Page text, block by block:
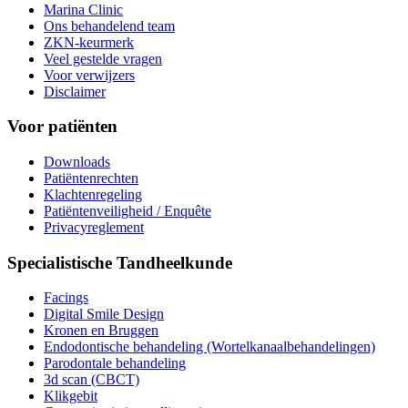
Marina Clinic
Ons behandelend team
ZKN-keurmerk
Veel gestelde vragen
Voor verwijzers
Disclaimer
Voor patiënten
Downloads
Patiëntenrechten
Klachtenregeling
Patiëntenveiligheid / Enquête
Privacyreglement
Specialistische Tandheelkunde
Facings
Digital Smile Design
Kronen en Bruggen
Endodontische behandeling (Wortelkanaalbehandelingen)
Parodontale behandeling
3d scan (CBCT)
Klikgebit